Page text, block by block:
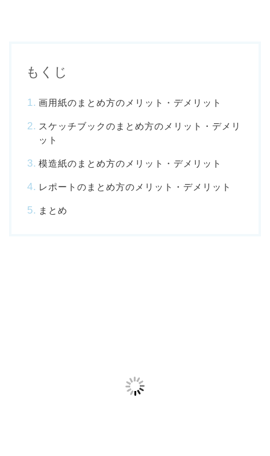
もくじ
画用紙のまとめ方のメリット・デメリット
スケッチブックのまとめ方のメリット・デメリ
ット
模造紙のまとめ方のメリット・デメリット
レポートのまとめ方のメリット・デメリット
まとめ